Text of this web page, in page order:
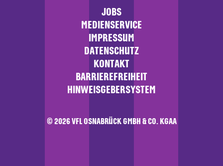
JOBS
MEDIENSERVICE
IMPRESSUM
DATENSCHUTZ
KONTAKT
BARRIEREFREIHEIT
HINWEISGEBERSYSTEM
© 2026 VFL OSNABRÜCK GMBH & CO. KGAA